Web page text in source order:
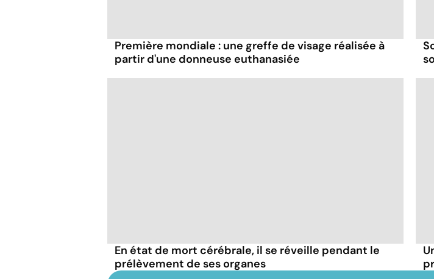
Première mondiale : une greffe de visage réalisée à
partir d'une donneuse euthanasiée
En état de mort cérébrale, il se réveille pendant le
prélèvement de ses organes